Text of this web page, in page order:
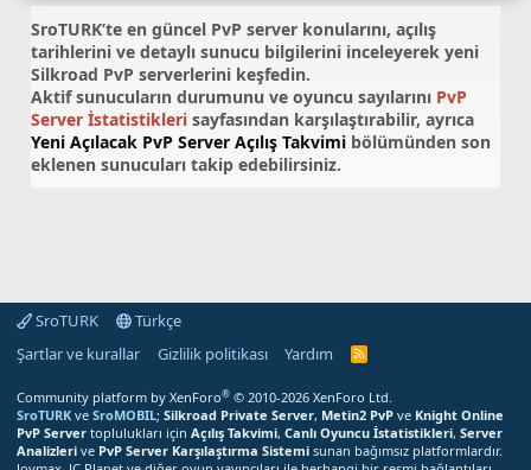
SroTURK’te en güncel PvP server konularını, açılış
tarihlerini ve detaylı sunucu bilgilerini inceleyerek yeni
Silkroad PvP serverlerini keşfedin.
Aktif sunucuların durumunu ve oyuncu sayılarını PvP
Server İstatistikleri sayfasından karşılaştırabilir, ayrıca
Yeni Açılacak PvP Server Açılış Takvimi bölümünden son
eklenen sunucuları takip edebilirsiniz.
SroTURK
Türkçe
Şartlar ve kurallar
Gizlilik politikası Yardım
S
T
U
R
K
Community platform by XenForo® © 2010-2026 XenForo Ltd.
SroTURK ve SroMOBIL; Silkroad Private Server, Metin2 PvP ve Knight Online
PvP Server toplulukları için Açılış Takvimi, Canlı Oyuncu İstatistikleri, Server
Analizleri ve PvP Server Karşılaştırma Sistemi sunan bağımsız platformlardır.